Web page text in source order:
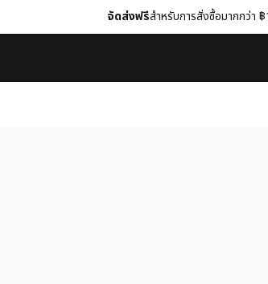
จัดส่งฟรีสำหรับการสั่งซื้อมากกว่า